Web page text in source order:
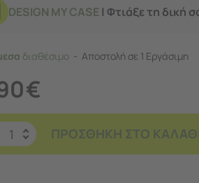
DESIGN MY CASE | Φτιάξε τη δική
διαθέσιμο Αποστολή σε 1 Εργάσιμη
€
ΠΡΟΣΘΉΚΗ ΣΤΟ ΚΑΛΆΘΙ